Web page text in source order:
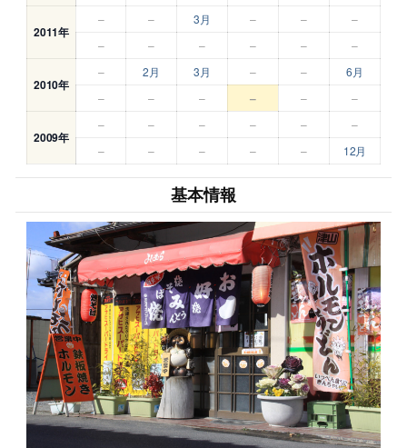
2011年
– – 3月 – –
–
–
– – – – –
2010年
– 2月 3月 – –
6月
–
– – – – –
2009年
– – – – –
–
–
– – – – 12月
基本情報